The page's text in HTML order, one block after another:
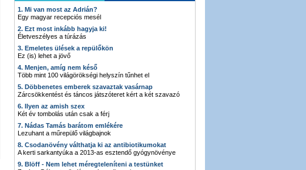
1. Mi van most az Adrián?
Egy magyar recepciós mesél
2. Ezt most inkább hagyja ki!
Életveszélyes a túrázás
3. Emeletes ülések a repülőkön
Ez (is) lehet a jövő
4. Menjen, amíg nem késő
Több mint 100 világörökségi helyszín tűnhet el
5. Döbbenetes emberek szavaztak vasárnap
Zárcsökkentést és táncos játszóteret kért a két szavazó
6. Ilyen az amish szex
Két év tombolás után csak a férj
7. Nádas Tamás barátom emlékére
Lezuhant a műrepülő világbajnok
8. Csodanövény válthatja ki az antibiotikumokat
A kerti sarkantyúka a 2013-as esztendő gyógynövénye
9. Blöff - Nem lehet méregteleníteni a testünket